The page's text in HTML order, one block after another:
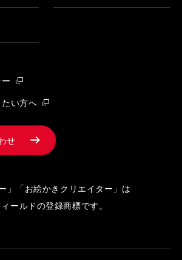
い方へ
せ
」「お絵かきクリエイター」は
ールドの登録商標です。